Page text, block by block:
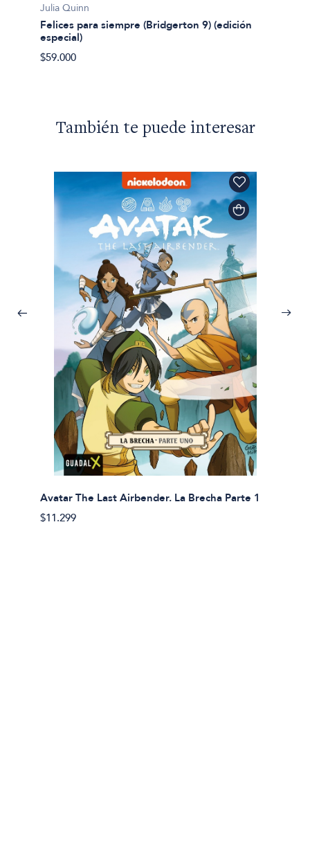
Julia Quinn
Felices para siempre (Bridgerton 9) (edición
especial)
$59.000
También te puede interesar
Avatar The Last Airbender. La Brecha Parte 1
$11.299